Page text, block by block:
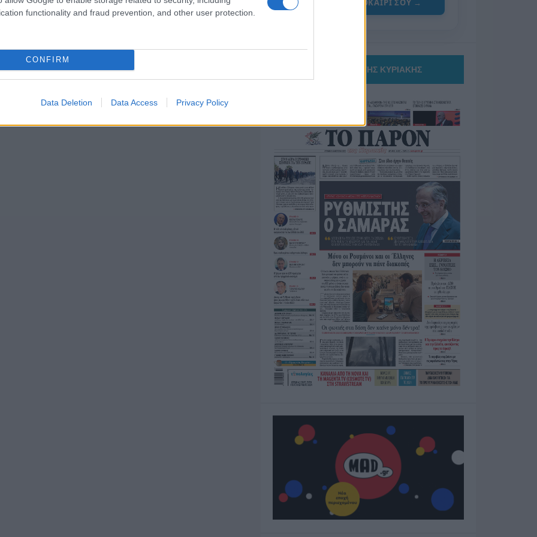
functionality and fraud prevention, and other user protection.
CONFIRM
Data Deletion Data Access Privacy Policy
ΓΙΑ ΤΟ ΚΑΛΟΚΑΙΡΙ ΣΟΥ →
ΤΟ ΠΑΡΟΝ ΤΗΣ ΚΥΡΙΑΚΗΣ